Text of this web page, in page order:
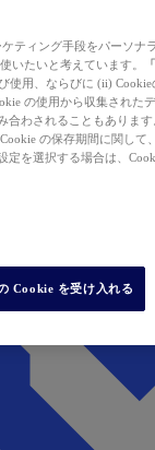
ティング手段をパーソナ
いたいと考えています。
使用、ならびに (ii)
の使用から収集された
わされることもあります
の保存期間に関して
定を選択する場合は、
Cookie を受け入れる